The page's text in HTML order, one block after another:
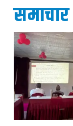
समाचार